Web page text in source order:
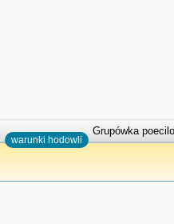
warunki hodowli
Grupówka